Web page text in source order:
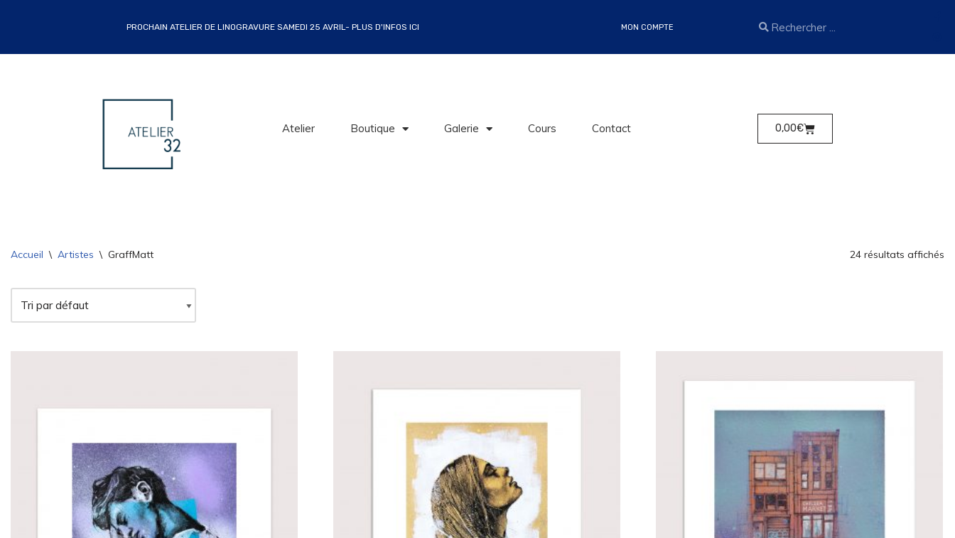
PROCHAIN ATELIER DE LINOGRAVURE SAMEDI 25 AVRIL- PLUS D'INFOS ICI MON COMPTE
Atelier Boutique Galerie Cours Contact 0,00€
Accueil \ Artistes \ GraffMatt 24 résultats affichés